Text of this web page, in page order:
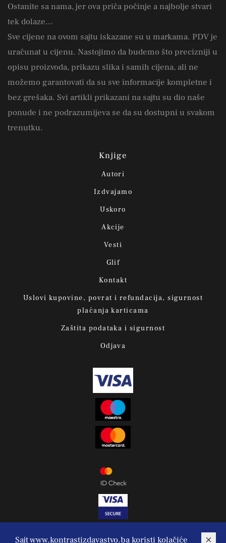
Sajt www.kontrastizdavastvo.ba koristi kolačiće
Ostanite sa nama, jer ova priča počinje a najbolje stvari
tek dolaze...
Sve cijene na ovom sajtu iskazane su u markama. PDV je
uračunat u cijenu. Nastojimo da budemo što precizniji u
opisu proizvoda, prikazu slika i samih cijena, ali ne
možemo garantovati da su sve informacije kompletne i
bez grešaka. Svi artikli prikazani na sajtu su dio naše
ponude i ne podrazumijeva se da su dostupni u svakom
trenutku.
Knjige
Autori
Izdvajamo
Uskoro
Akcije
Vesti
Glif
Kontakt
Uslovi kupovine, povrat i refundacija, sigurnost
plaćanja karticama
Zaštita podataka i sigurnost
Odjava